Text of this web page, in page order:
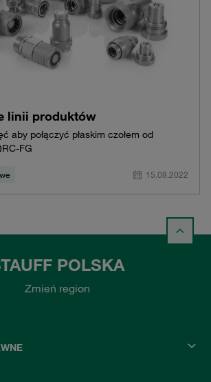
linii produktów
aby połączyć płaskim czołem od
FG
15.08.2022
POLSKA
Zmień region